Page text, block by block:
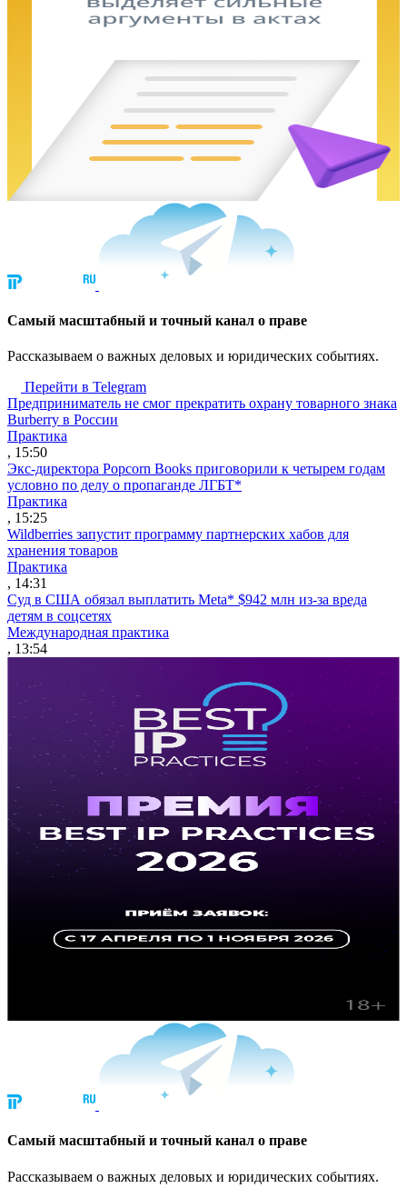
Cамый масштабный и точный канал о праве
Рассказываем о важных деловых и юридических событиях.
Перейти в Telegram
Предприниматель не смог прекратить охрану товарного знака
Burberry в России
Практика
, 15:50
Экс-директора Popcorn Books приговорили к четырем годам
условно по делу о пропаганде ЛГБТ*
Практика
, 15:25
Wildberries запустит программу партнерских хабов для
хранения товаров
Практика
, 14:31
Суд в США обязал выплатить Meta* $942 млн из-за вреда
детям в соцсетях
Международная практика
, 13:54
Cамый масштабный и точный канал о праве
Рассказываем о важных деловых и юридических событиях.